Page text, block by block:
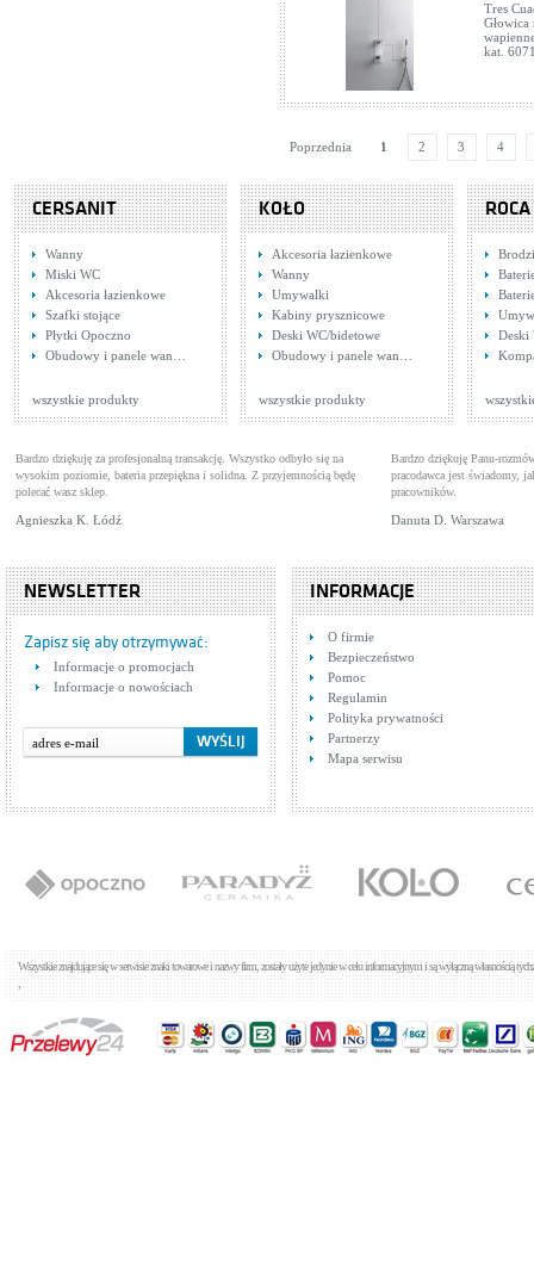
Tres
kat.
Poprzednia 1 2 3 4
CERSANIT
Wanny
Miski WC
Akcesoria łazienkowe
Szafki stojące
Płytki Opoczno
Obudowy i panele wan…
wszystkie produkty
KOŁO
Akcesoria łazienkowe
Wanny
Umywalki
Kabiny prysznicowe
Deski WC/bidetowe
Obudowy i panele wan…
wszystkie produkty
ROCA
Deski
Bardzo dziękuję za profesjonalną transakcję. Wszystko odbyło się na
wysokim poziomie, bateria przepiękna i solidna. Z przyjemnością będę
polecać wasz sklep.
Agnieszka K. Łódź
Bardzo dziękuję Panu-
pracodawca jest świadomy,
pracowników.
Danuta D. Warszawa
NEWSLETTER
Zapisz się aby otrzymywać:
Informacje o promocjach
Informacje o nowościach
INFORMACJE
O firmie
Bezpieczeństwo
Pomoc
Regulamin
Polityka prywatności
Partnerzy
Mapa serwisu
Wszystkie znajdujące się w serwisie znaki towarowe i nazwy firm, zostały użyte jedynie w celu informacyjnym i są wyłączną własnością